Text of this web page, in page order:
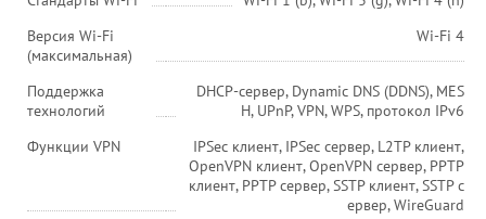
Версия Wi-Fi
(максимальная)
Wi-Fi 4
Поддержка
технологий
DHCP-сервер, Dynamic DNS (DDNS), MES
H, UPnP, VPN, WPS, протокол IPv6
Функции VPN
IPSec клиент, IPSec сервер, L2TP клиент,
OpenVPN клиент, OpenVPN сервер, PPTP
клиент, PPTP сервер, SSTP клиент, SSTP с
ервер, WireGuard